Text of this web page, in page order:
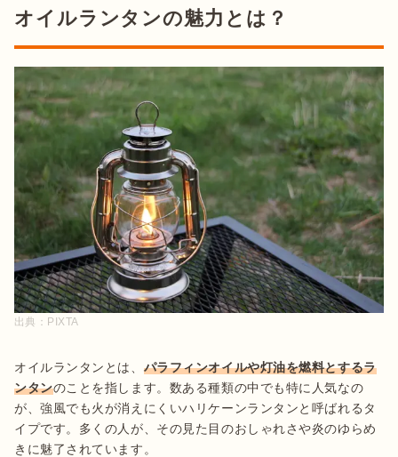
オイルランタンの魅力とは？
出典： PIXTA
オイルランタンとは、 パラフィンオイルや灯油を燃料とするラ
ンタンのことを指します。数ある種類の中でも特に人気なの
が、強風でも火が消えにくいハリケーンランタンと呼ばれるタ
イプです。多くの人が、その見た目のおしゃれさや炎のゆらめ
きに魅了されています。